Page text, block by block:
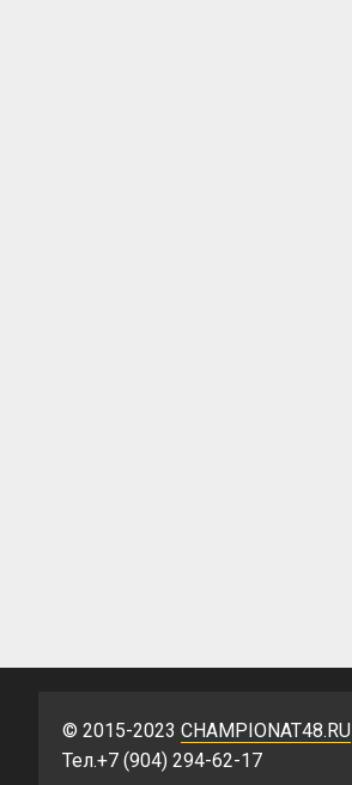
© 2015-2023 CHAMPIONAT48.RU
Тел.+7 (904) 294-62-17